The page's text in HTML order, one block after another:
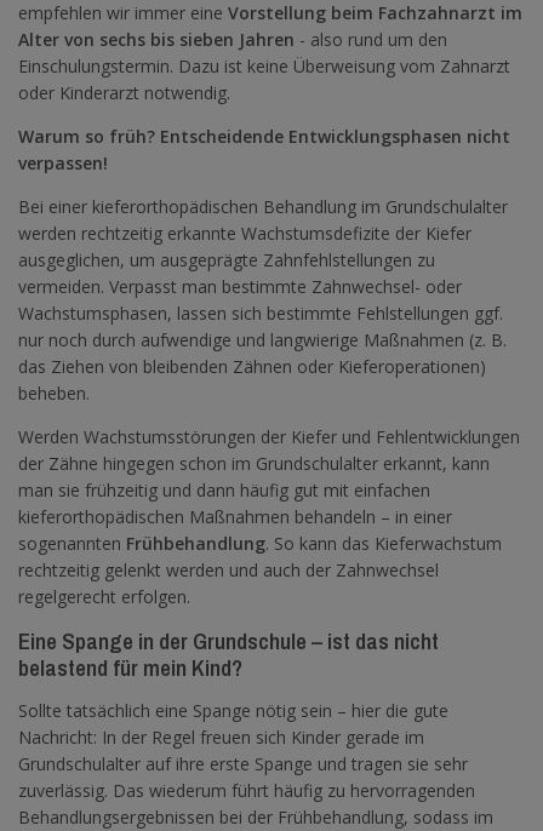
empfehlen wir immer eine Vorstellung beim Fachzahnarzt im
Alter von sechs bis sieben Jahren - also rund um den
Einschulungstermin. Dazu ist keine Überweisung vom Zahnarzt
oder Kinderarzt notwendig.
Warum so früh? Entscheidende Entwicklungsphasen nicht
verpassen!
Bei einer kieferorthopädischen Behandlung im Grundschulalter
werden rechtzeitig erkannte Wachstumsdefizite der Kiefer
ausgeglichen, um ausgeprägte Zahnfehlstellungen zu
vermeiden. Verpasst man bestimmte Zahnwechsel- oder
Wachstumsphasen, lassen sich bestimmte Fehlstellungen ggf.
nur noch durch aufwendige und langwierige Maßnahmen (z. B.
das Ziehen von bleibenden Zähnen oder Kieferoperationen)
beheben.
Werden Wachstumsstörungen der Kiefer und Fehlentwicklungen
der Zähne hingegen schon im Grundschulalter erkannt, kann
man sie frühzeitig und dann häufig gut mit einfachen
kieferorthopädischen Maßnahmen behandeln – in einer
sogenannten Frühbehandlung. So kann das Kieferwachstum
rechtzeitig gelenkt werden und auch der Zahnwechsel
regelgerecht erfolgen.
Eine Spange in der Grundschule – ist das nicht
belastend für mein Kind?
Sollte tatsächlich eine Spange nötig sein – hier die gute
Nachricht: In der Regel freuen sich Kinder gerade im
Grundschulalter auf ihre erste Spange und tragen sie sehr
zuverlässig. Das wiederum führt häufig zu hervorragenden
Behandlungsergebnissen bei der Frühbehandlung, sodass im